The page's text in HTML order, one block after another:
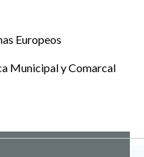
Europeos
Municipal y Comarcal